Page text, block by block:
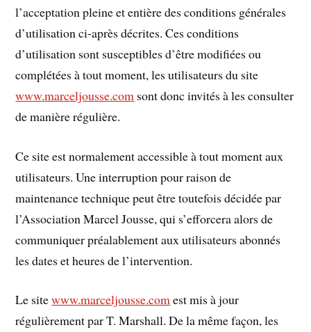
l’acceptation pleine et entière des conditions générales
d’utilisation ci-après décrites. Ces conditions
d’utilisation sont susceptibles d’être modifiées ou
complétées à tout moment, les utilisateurs du site
www.marceljousse.com sont donc invités à les consulter
de manière régulière.
Ce site est normalement accessible à tout moment aux
utilisateurs. Une interruption pour raison de
maintenance technique peut être toutefois décidée par
l’Association Marcel Jousse, qui s’efforcera alors de
communiquer préalablement aux utilisateurs abonnés
les dates et heures de l’intervention.
Le sitewww.marceljousse.comest mis à jour
régulièrement par T. Marshall. De la même façon, les